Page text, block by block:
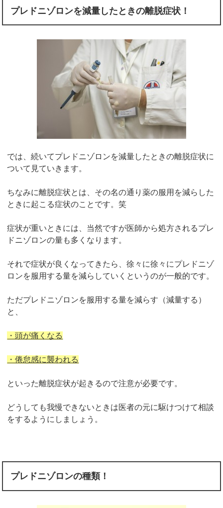
プレドニゾロンを減量したときの離脱症状！
では、続いてプレドニゾロンを減量したときの離脱症状に
ついて見ていきます。
ちなみに離脱症状とは、その名の通り薬の服用を減らした
ときに起こる症状のことです。笑
症状が重いときには、当然ですが医師から処方されるプレ
ドニゾロンの量も多くなります。
それで症状が良くなってきたら、徐々に徐々にプレドニゾ
ロンを服用する量を減らしていくというのが一般的です。
ただプレドニゾロンを服用する量を減らす（減量する）
と、
・頭が痛くなる
・倦怠感に襲われる
といった離脱症状が起きるので注意が必要です。
どうしても我慢できないときは医者の元に駆けつけて相談
をするようにしましょう。
プレドニゾロンの種類！